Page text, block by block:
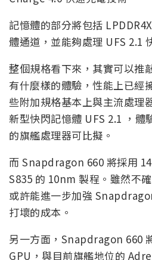
記憶體的部分將包括
體通道，並能夠處理 UFS 2.1
整個規格看下來，其實可以推
有什麼樣的體驗，性能上已經
些附加規格基本上與主流處理
新型快閃記憶體 UFS 2.1 ，體
的旗艦處理器可比擬。
而 Snapdragon 660 將採用
S835 的 10nm 製程。雖然不
或許能進一步加強
打壞的成本。
另一方面，Snapdragon 660
GPU，與目前旗艦地位的